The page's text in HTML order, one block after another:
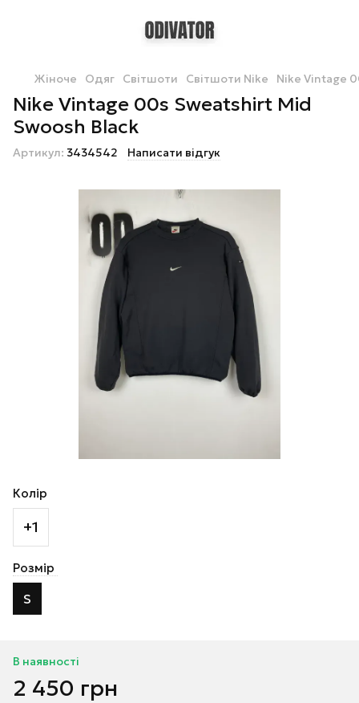
Жіноче Одяг Світшоти Світшоти Nike Nike Vintage
Nike Vintage 00s Sweatshirt Mid
Swoosh Black
Артикул: 3434542 Написати відгук
Колір
+1
Розмір
S
В наявності
2 450 грн